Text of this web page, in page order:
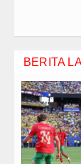
BERITA